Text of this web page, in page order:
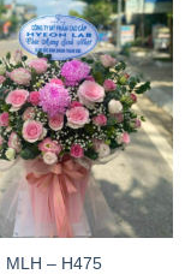
MLH – H475